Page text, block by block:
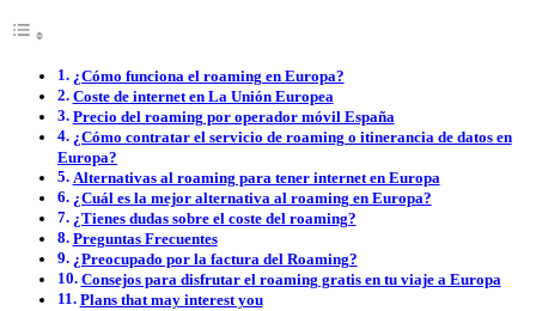
¿Cómo funciona el roaming en Europa?
Coste de internet en La Unión Europea
Precio del roaming por operador móvil España
¿Cómo contratar el servicio de roaming o itinerancia de datos en
Europa?
Alternativas al roaming para tener internet en Europa
¿Cuál es la mejor alternativa al roaming en Europa?
¿Tienes dudas sobre el coste del roaming?
Preguntas Frecuentes
¿Preocupado por la factura del Roaming?
Consejos para disfrutar el roaming gratis en tu viaje a Europa
Plans that may interest you